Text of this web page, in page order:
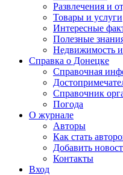
Развлечения и
Товары и услуги
Интересные
Полезные
Недвижимость
Справка о Донецке
Справочная
Справочник
Погода
О журнале
Авторы
Как стать
Добавить
Контакты
Вход